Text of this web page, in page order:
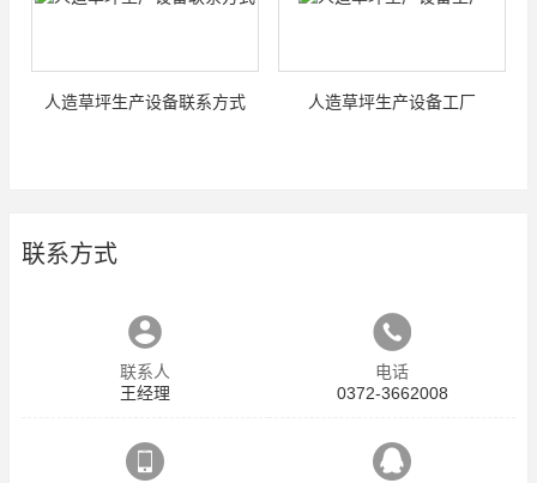
人造草坪生产设备联系方式 人造草坪生产设备工厂
联系方式
联系人
王经理
电话
0372-3662008